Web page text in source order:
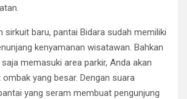
sirkuit baru, pantai Bidara sudah memiliki
kenyamanan wisatawan. Bahkan
memasuki area parkir, Anda akan
yang besar. Dengan suara
yang seram membuat pengunjung